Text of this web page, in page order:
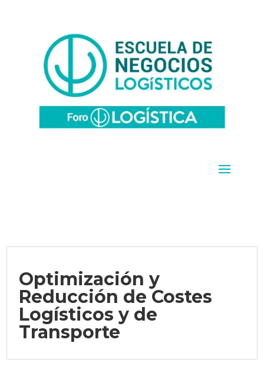
Optimización y
Reducción de Costes
Logísticos y de
Transporte